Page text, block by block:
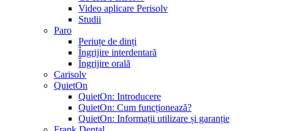
Video aplicare Perisolv
Studii
Paro
Periuțe de dinți
Îngrijire interdentară
Îngrijire orală
Carisolv
QuietOn
QuietOn: Introducere
QuietOn: Cum funcționează?
QuietOn: Informații utilizare și garanție